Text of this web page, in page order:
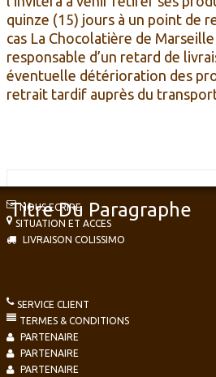
quinze (15) jours à un point de
cas La Chocolatière de
responsable d’un retard de
éventuelle détérioration des
retrait tardif auprès du
Titre Du Paragraphe
NOUS ECRIRE
SITUATION ET ACCES
LIVRAISON COLISSIMO
SERVICE CLIENT
TERMES & CONDITIONS
PARTENAIRE
PARTENAIRE
PARTENAIRE